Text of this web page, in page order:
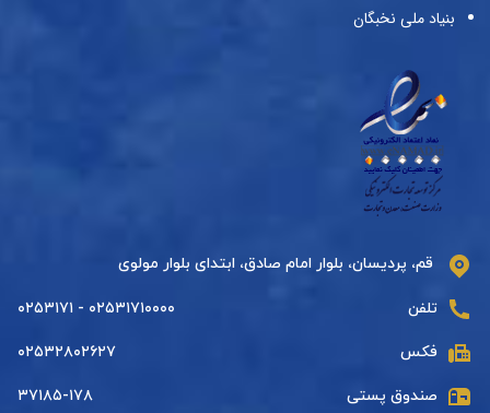
بنیاد ملی نخبگان
قم، پردیسان، بلوار امام صادق، ابتدای بلوار مولوی
تلفن ۰۲۵۳۱۷۱۰۰۰۰ - ۰۲۵۳۱۷۱
فکس ۰۲۵۳۲۸۰۲۶۲۷
صندوق پستی ۳۷۱۸۵-۱۷۸